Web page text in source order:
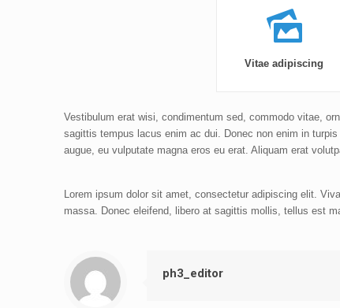
Vitae adipiscing
Vestibulum erat wisi, condimentum sed, commodo vitae,
sagittis tempus lacus enim ac dui. Donec non enim in
augue, eu vulputate magna eros eu erat. Aliquam erat
Lorem ipsum dolor sit amet, consectetur adipiscing elit.
massa. Donec eleifend, libero at sagittis mollis, tellus est
ph3_editor